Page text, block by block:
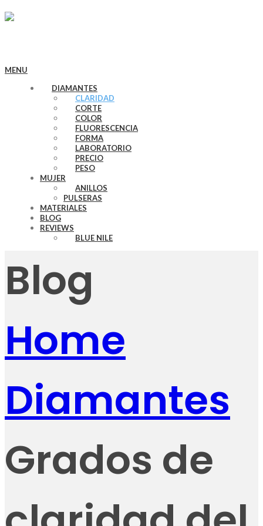
MENU
DIAMANTES
CLARIDAD
CORTE
COLOR
FLUORESCENCIA
FORMA
LABORATORIO
PRECIO
PESO
MUJER
ANILLOS
PULSERAS
MATERIALES
BLOG
REVIEWS
BLUE NILE
Blog
Home
Diamantes
Grados de